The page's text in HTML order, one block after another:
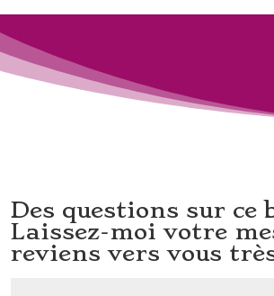
Des questions sur ce
Laissez-moi votre
reviens vers vous